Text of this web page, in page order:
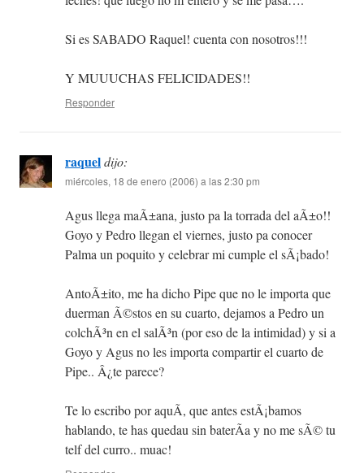
Si es SABADO Raquel! cuenta con nosotros!!!
Y MUUUCHAS FELICIDADES!!
Responder
raqueldijo:
miércoles, 18 de enero (2006) a las 2:30 pm
Agus llega maÃ±ana, justo pa la torrada del aÃ±o!!
Goyo y Pedro llegan el viernes, justo pa conocer
Palma un poquito y celebrar mi cumple el sÃ¡bado!
AntoÃ±ito, me ha dicho Pipe que no le importa que
duerman Ã©stos en su cuarto, dejamos a Pedro un
colchÃ³n en el salÃ³n (por eso de la intimidad) y si a
Goyo y Agus no les importa compartir el cuarto de
Pipe.. Â¿te parece?
Te lo escribo por aquÃ­, que antes estÃ¡bamos
hablando, te has quedau sin baterÃ­a y no me sÃ© tu
telf del curro.. muac!